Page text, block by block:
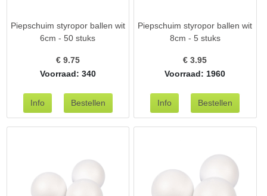
Piepschuim styropor ballen wit
6cm - 50 stuks
€ 9.75
Voorraad: 340
Piepschuim styropor ballen wit
8cm - 5 stuks
€3.95
Voorraad: 1960